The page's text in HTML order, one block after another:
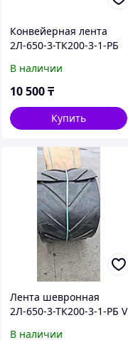
Конвейерная лента
2Л-650-3-ТК200-3-1-РБ
В наличии
10 500 ₸
Купить
Лента шевронная
2Л-650-3-ТК200-3-1-РБ V
В наличии